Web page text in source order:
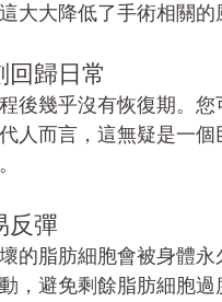
大大降低了手術相關
回歸日常
後幾乎沒有恢復期。
人而言，這無疑是一
反彈
的脂肪細胞會被身體
，避免剩餘脂肪細胞